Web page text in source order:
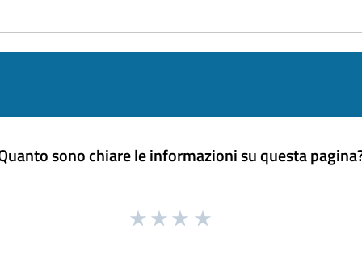
sono chiare le informazioni su questa